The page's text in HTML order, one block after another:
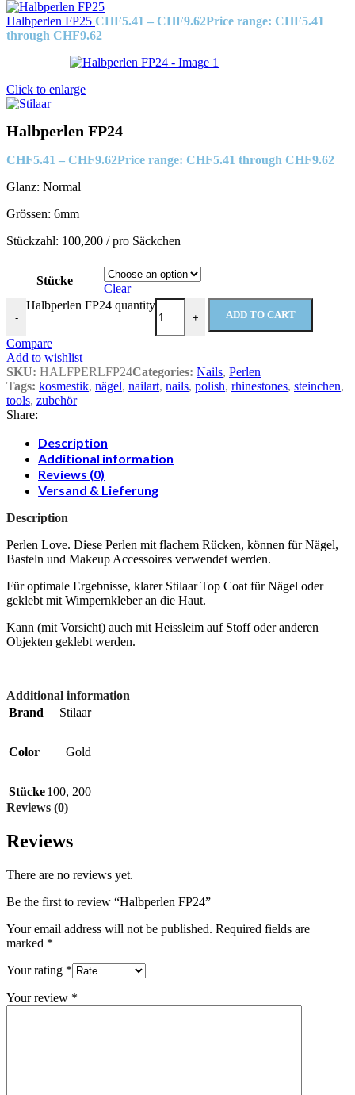
Halbperlen FP25 CHF5.41 – CHF9.62Price range: CHF5.41
through CHF9.62
Click to enlarge
Halbperlen FP24
CHF5.41 – CHF9.62Price range: CHF5.41 through CHF9.62
Glanz: Normal
Grössen: 6mm
Stückzahl: 100,200 / pro Säckchen
Stücke
Clear
-
Halbperlen FP24 quantity
+ ADD TO CART
Compare
Add to wishlist
SKU: HALFPERLFP24Categories: Nails, Perlen
Tags: kosmestik, nägel, nailart, nails, polish, rhinestones, steinchen,
tools, zubehör
Share:
Description
Additional information
Reviews (0)
Versand & Lieferung
Description
Perlen Love. Diese Perlen mit flachem Rücken, können für Nägel,
Basteln und Makeup Accessoires verwendet werden.
Für optimale Ergebnisse, klarer Stilaar Top Coat für Nägel oder
geklebt mit Wimpernkleber an die Haut.
Kann (mit Vorsicht) auch mit Heissleim auf Stoff oder anderen
Objekten geklebt werden.
Additional information
Brand
Stilaar
Color Gold
Stücke100, 200
Reviews (0)
Reviews
There are no reviews yet.
Be the first to review “Halbperlen FP24”
Your email address will not be published. Required fields are
marked *
Your rating *
Your review *